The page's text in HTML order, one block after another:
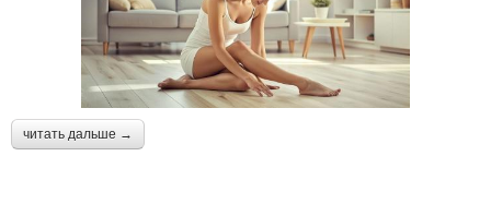
читать дальше →